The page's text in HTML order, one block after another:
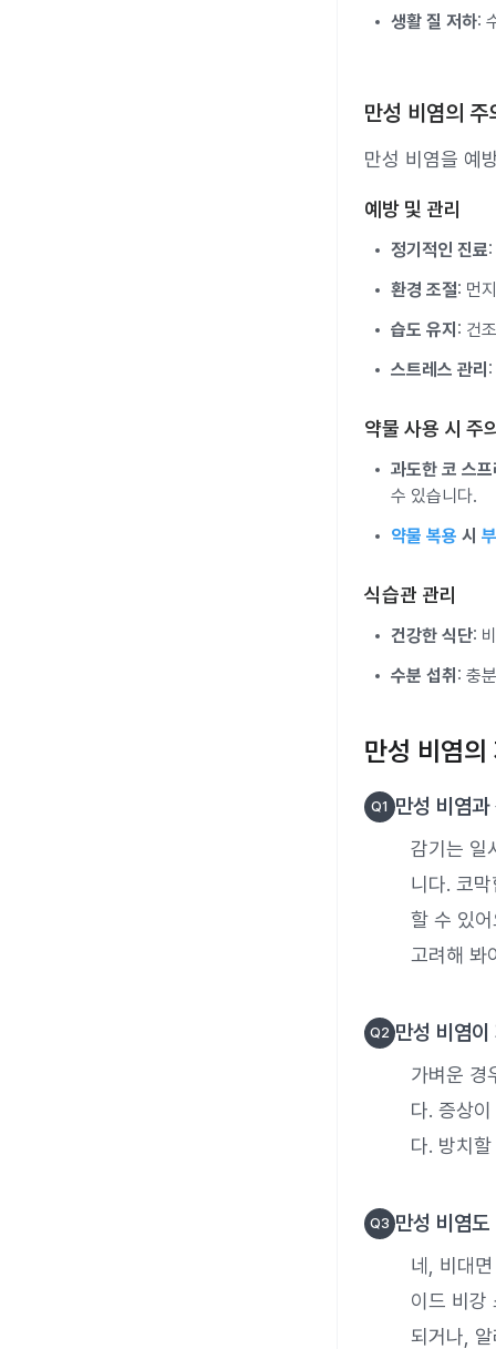
생활 질 저하:
만성 비염의 주
만성 비염을 예
예방 및 관리
정기적인 진료
환경 조절: 먼
습도 유지 : 건
스트레스 관리
약물 사용 시 주
과도한 코 스
수 있습니다.
약물 복용 시
식습관 관리
건강한 식단:
수분 섭취 : 충
만성 비염
Q1 만성 비염
감기는 일
니다. 코
할 수 있
고려해 봐
Q2 만성 비염
가벼운 경
다. 증상
다. 방치
Q3 만성 비염
네, 비대
이드 비강
되거나,